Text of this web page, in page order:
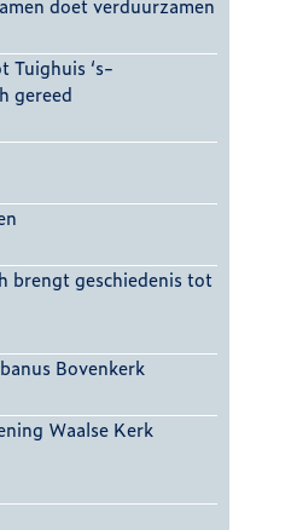
Tuighuis ‘s-
gereed
brengt geschiedenis tot
Bovenkerk
Waalse Kerk